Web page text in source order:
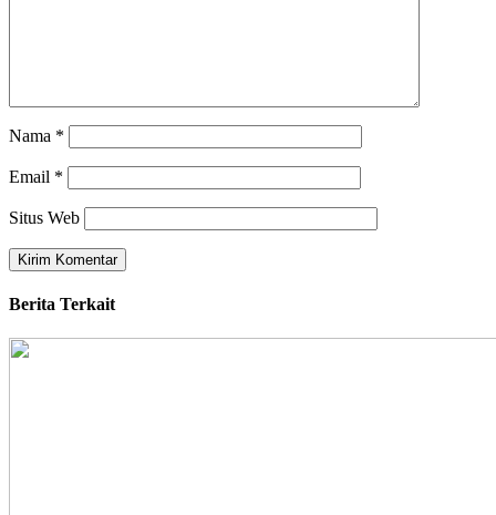
Nama *
Email *
Situs Web
Berita Terkait